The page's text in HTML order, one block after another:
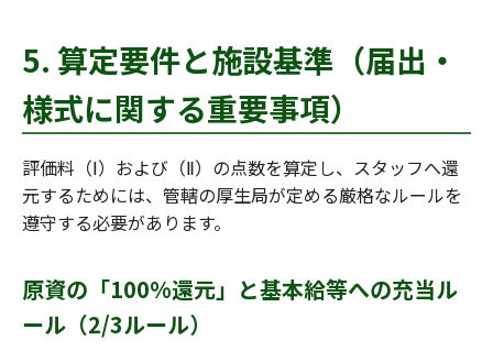
5. 算定要件と施設基準（届出・
様式に関する重要事項）
評価料（Ⅰ）および（Ⅱ）の点数を算定し、スタッフへ還
元するためには、管轄の厚生局が定める厳格なルールを
遵守する必要があります。
原資の「100%還元」と基本給等への充当ル
ール（2/3ルール）